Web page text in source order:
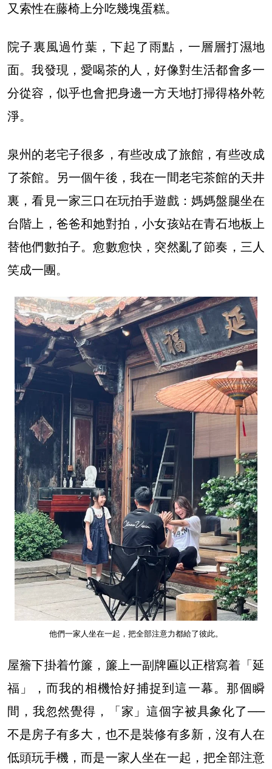
又索性在藤椅上分吃幾塊蛋糕。
院子裏風過竹葉，下起了雨點，一層層打濕地
面。我發現，愛喝茶的人，好像對生活都會多一
分從容，似乎也會把身邊一方天地打掃得格外乾
淨。
泉州的老宅子很多，有些改成了旅館，有些改成
了茶館。另一個午後，我在一間老宅茶館的天井
裏，看見一家三口在玩拍手遊戲：媽媽盤腿坐在
台階上，爸爸和她對拍，小女孩站在青石地板上
替他們數拍子。愈數愈快，突然亂了節奏，三人
笑成一團。
他們一家人坐在一起，把全部注意力都給了彼此。
屋簷下掛着竹簾，簾上一副牌匾以正楷寫着「延
福」，而我的相機恰好捕捉到這一幕。那個瞬
間，我忽然覺得，「家」這個字被具象化了──
不是房子有多大，也不是裝修有多新，沒有人在
低頭玩手機，而是一家人坐在一起，把全部注意